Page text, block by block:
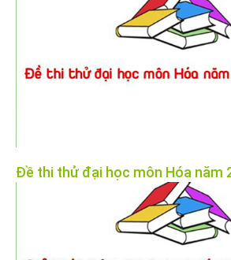
Đề thi thử đại học môn Hóa năm